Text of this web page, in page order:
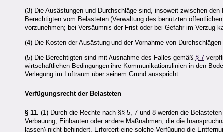
(3) Die Ausästungen und Durchschläge sind, insoweit zwischen
Berechtigten vom Belasteten (Verwaltung des benützten
vorzunehmen; bei Versäumnis der Frist oder bei Gefahr im Verzug
(4) Die Kosten der Ausästung und der Vornahme von
(5) Die Berechtigten sind mit Ausnahme des Falles gemäß § 7
wirtschaftlichen Bedingungen ihre Kommunikationslinien in den
Verlegung im Luftraum über seinem Grund ausspricht.
Verfügungsrecht der Belasteten
§ 11. (1) Durch die Rechte nach §§ 5, 7 und 8 werden die
Verbauung, Einbauten oder andere Maßnahmen, die die
lassen) nicht behindert. Erfordert eine solche Verfügung die